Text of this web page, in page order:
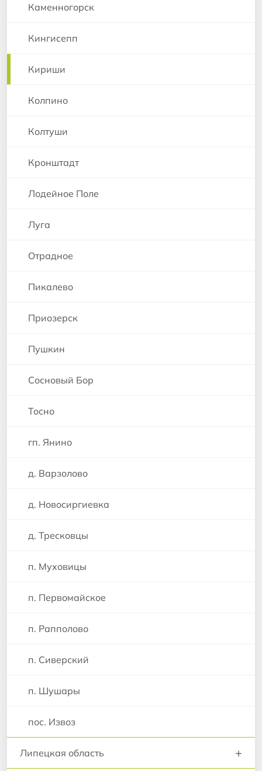
Каменногорск
Кингисепп
Кириши
Колпино
Колтуши
Кронштадт
Лодейное Поле
Луга
Отрадное
Пикалево
Приозерск
Пушкин
Сосновый Бор
Тосно
гп. Янино
д. Варзолово
д. Новосиргиевка
д. Тресковцы
п. Муховицы
п. Первомайское
п. Рапполово
п. Сиверский
п. Шушары
пос. Извоз
Липецкая область +